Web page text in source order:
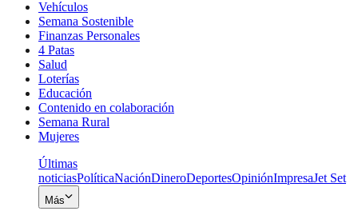
Vehículos
Semana Sostenible
Finanzas Personales
4 Patas
Salud
Loterías
Educación
Contenido en colaboración
Semana Rural
Mujeres
Últimas
noticiasPolíticaNaciónDineroDeportesOpiniónImpresaJet Set
Más